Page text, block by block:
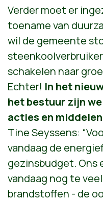
Verder moet er
toename van
wil de gemeente
schakelen naar
Echter! In het
het bestuur zijn
acties en
Tine Seyssens:
vandaag de
gezinsbudget. Ons
vandaag nog te
brandstoffen - de